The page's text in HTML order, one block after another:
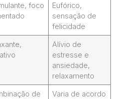
foco
Eufórico,
sensação de
felicidade
Alívio de
estresse e
ansiedade,
relaxamento
de
Varia de acordo